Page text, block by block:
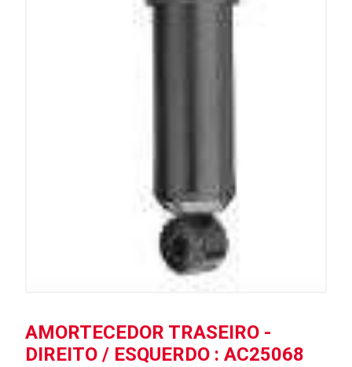
AMORTECEDOR TRASEIRO -
DIREITO / ESQUERDO : AC25068